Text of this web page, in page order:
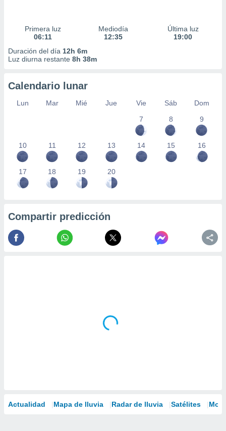
Primera luz
06:11
Mediodía
12:35
Última luz
19:00
Duración del día 12h 6m
Luz diurna restante 8h 38m
Calendario lunar
Lun Mar Mié Jue Vie Sáb
Dom
7
8 9
10 11 12 13 14 15 16
17 18 19 20
Compartir predicción
Actualidad Mapa de lluvia Radar de lluvia Satélites